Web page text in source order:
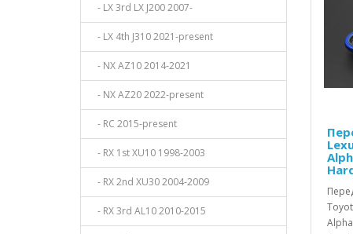
- LX 3rd LX J200 2007-
- LX 4th J310 2021-present
- NX AZ10 2014-2021
- NX AZ20 2022-present
- RC 2015-present
- RX 1st XU10 1998-2003
- RX 2nd XU30 2004-2009
- RX 3rd AL10 2010-2015